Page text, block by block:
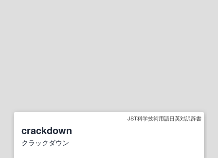
JST科学技術用語日英対訳辞書
crackdown
クラックダウン